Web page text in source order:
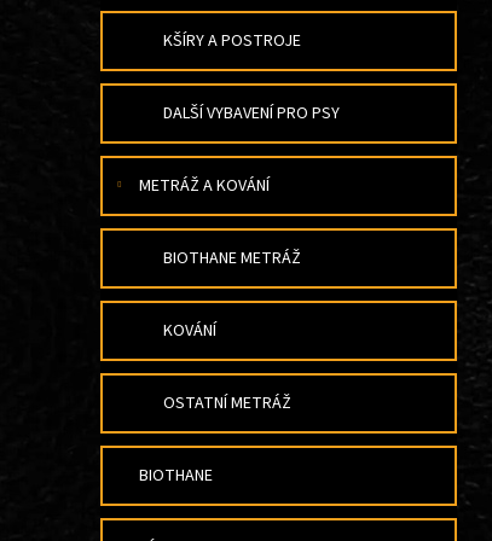
KŠÍRY A POSTROJE
DALŠÍ VYBAVENÍ PRO PSY
METRÁŽ A KOVÁNÍ
BIOTHANE METRÁŽ
KOVÁNÍ
OSTATNÍ METRÁŽ
BIOTHANE